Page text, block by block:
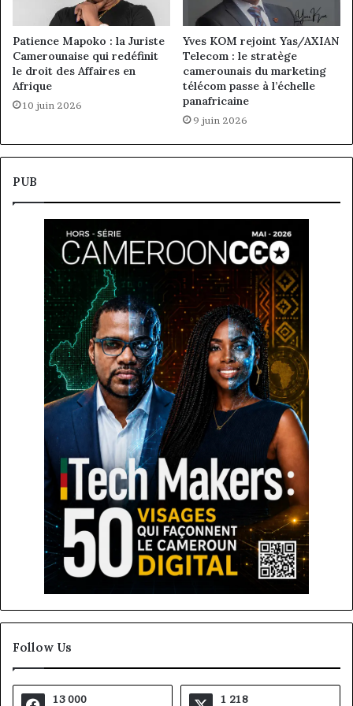
Patience Mapoko : la Juriste
Camerounaise qui redéfinit
le droit des Affaires en
Afrique
10 juin 2026
Yves KOM rejoint Yas/AXIAN
Telecom : le stratège
camerounais du marketing
télécom passe à l’échelle
panafricaine
9 juin 2026
PUB
Follow Us
13 000 1 218